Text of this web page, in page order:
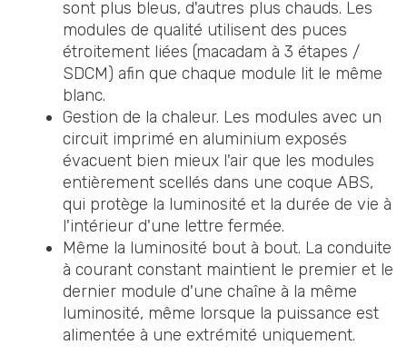
sont plus bleus, d'autres plus chauds. Les
modules de qualité utilisent des puces
étroitement liées (macadam à 3 étapes /
SDCM) afin que chaque module lit le même
blanc.
Gestion de la chaleur. Les modules avec un
circuit imprimé en aluminium exposés
évacuent bien mieux l'air que les modules
entièrement scellés dans une coque ABS,
qui protège la luminosité et la durée de vie à
l'intérieur d'une lettre fermée.
Même la luminosité bout à bout. La conduite
à courant constant maintient le premier et le
dernier module d'une chaîne à la même
luminosité, même lorsque la puissance est
alimentée à une extrémité uniquement.